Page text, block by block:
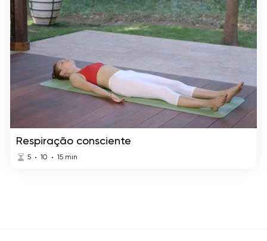
Respiração consciente
5 10 15 min